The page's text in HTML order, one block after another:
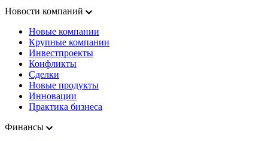
Новости компаний
Новые компании
Крупные компании
Инвестпроекты
Конфликты
Сделки
Новые продукты
Инновации
Практика бизнеса
Финансы